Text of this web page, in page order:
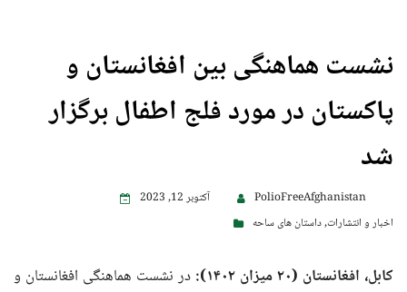
نشست هماهنگی بین افغانستان و
پاکستان در مورد فلج اطفال برگزار
شد
PolioFreeAfghanistan
آکتوبر 12, 2023
اخبار و انتشارات,داستان های ساحه
کابل، افغانستان (۲۰ میزان ۱۴۰۲):
در نشست هماهنگی افغانستان و